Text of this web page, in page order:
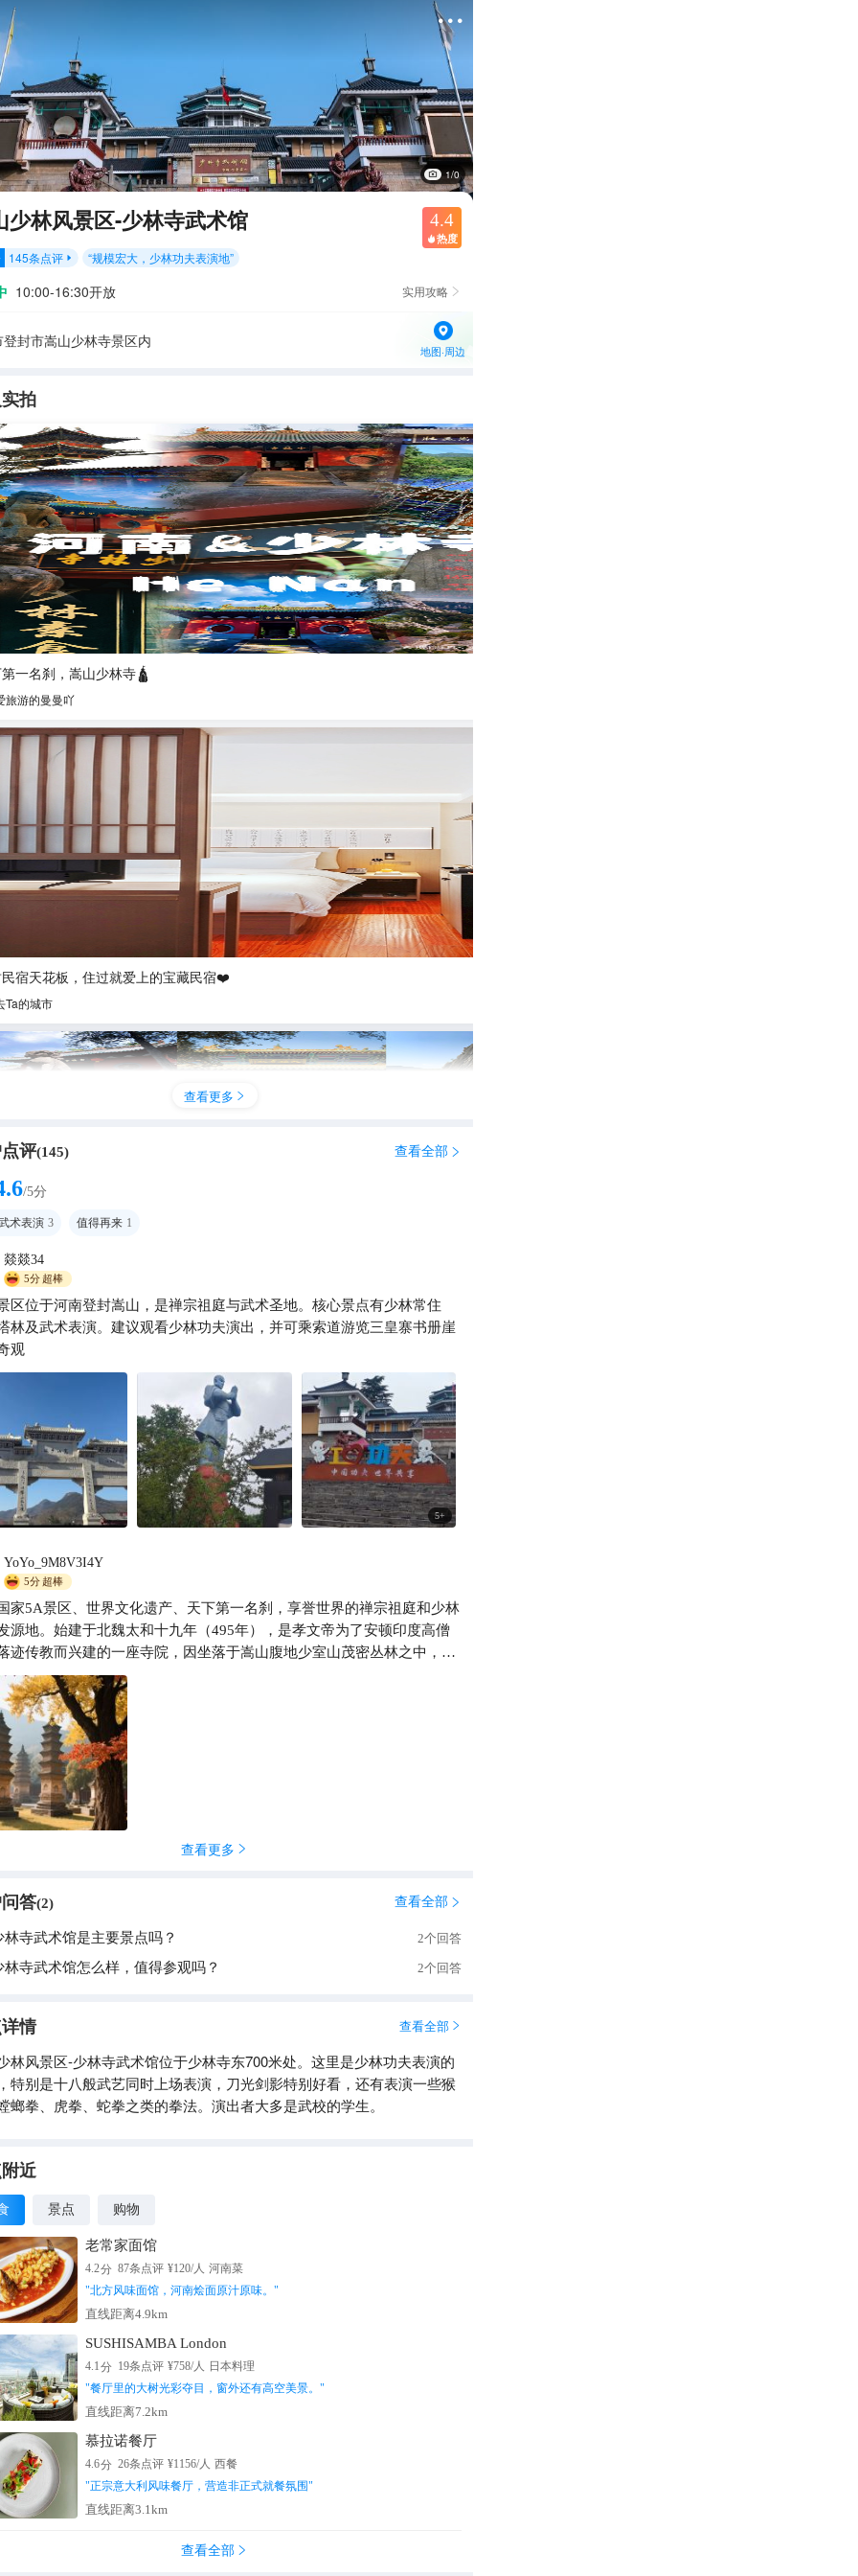

1/0
少林风景区-少林寺武术馆 4.4
 热度
145条点评  “规模宏大，少林功夫表演地”
10:00-16:30开放 实用攻略 
封市嵩山少林寺景区内
地图·周边
拍
一名刹，嵩山少林寺🛕
旅游的曼曼吖
宿天花板，住过就爱上的宝藏民宿❤️
Ta的城市
林寺 🏃‍♀️受罪已回，我的消费观崩塌了😭
旅行的小小怪将军
查看更多 
评(145) 查看全部 
/5分
术表演 3 值得再来 1
燚燚34
5分超棒
区位于河南登封嵩山，是禅宗祖庭与武术圣地。核心景点有少林常住
林及武术表演。建议观看少林功夫演出，并可乘索道游览三皇寨书册崖
观
5+
YoYo_9M8V3I4Y
5分超棒
家5A景区、世界文化遗产、天下第一名刹，享誉世界的禅宗祖庭和少林
源地。始建于北魏太和十九年（495年），是孝文帝为了安顿印度高僧
迹传教而兴建的一座寺院，因坐落于嵩山腹地少室山茂密丛林之中，故
林寺”。少林寺常住院占地面积约57600平方米，有全国现存规模最大的
筑少林寺塔林，唐朝少林十三棍僧勇救李世民，被李世民赐予天下第一
祖师达摩在少林寺面壁九年。 少林寺不仅是禅宗的发祥地，还是中
的发祥地，有“禅宗祖庭，功夫圣地”之称，被誉为“天下第一名刹”。因
少林武僧潜心研创和不断发展的少林功夫而名扬天下，素有“天下功夫
，少林功夫甲天下”之说。是世界文化遗产、全国重点文物保护单位、
游景区。 2010年8月，包括少林寺常住院、初祖庵、塔林在
地之中历史建筑群被联合国教科文组织列为世界文化遗产
查看更多 
答(2) 查看全部 
林寺武术馆是主要景点吗？ 2个回答
林寺武术馆怎么样，值得参观吗？ 2个回答
情 查看全部 
林风景区-少林寺武术馆位于少林寺东700米处。这里是少林功夫表演的
特别是十八般武艺同时上场表演，刀光剑影特别好看，还有表演一些猴
螂拳、虎拳、蛇拳之类的拳法。演出者大多是武校的学生。
近
景点 购物
老常家面馆
4.2分 87条点评 ¥120/人 河南菜
"北方风味面馆，河南烩面原汁原味。 "
直线距离4.9km
SUSHISAMBA London
4.1 分 19条点评 ¥758/人
日本料理
"餐厅里的大树光彩夺目，窗外还有高空美景。 "
直线距离7.2km
慕拉诺餐厅
4.6分 26条点评 ¥1156/人 西餐
"正宗意大利风味餐厅，营造非正式就餐氛围"
直线距离3.1km
查看全部 